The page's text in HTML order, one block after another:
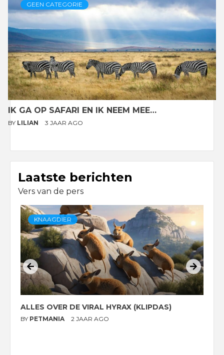
GEEN CATEGORIE
IK GA OP SAFARI EN IK NEEM MEE…
BY LILIAN 3 JAAR AGO
Laatste berichten
Vers van de pers
KNAAGDIER
ALLES OVER DE VIRAL HYRAX (KLIPDAS)
BY PETMANIA 2 JAAR AGO